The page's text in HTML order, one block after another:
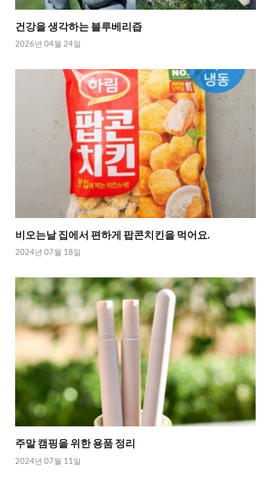
건강을 생각하는 블루베리즙
2026년 04월 24일
비오는날 집에서 편하게 팝콘치킨을 먹어요.
2024년 07월 18일
주말 캠핑을 위한 용품 정리
2024년 07월 11일